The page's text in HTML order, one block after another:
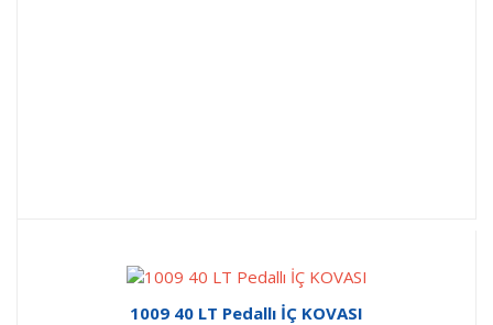
1009 40 LT Pedallı İÇ KOVASI